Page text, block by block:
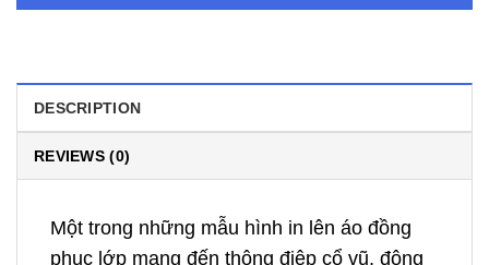
DESCRIPTION
REVIEWS (0)
Một trong những mẫu hình in lên áo đồng
phục lớp mang đến thông điệp cổ vũ, động